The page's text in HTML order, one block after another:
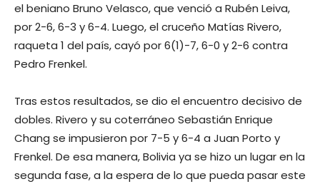
el beniano Bruno Velasco, que venció a Rubén Leiva,
por 2-6, 6-3 y 6-4. Luego, el cruceño Matías Rivero,
raqueta 1 del país, cayó por 6(1)-7, 6-0 y 2-6 contra
Pedro Frenkel.
Tras estos resultados, se dio el encuentro decisivo de
dobles. Rivero y su coterráneo Sebastián Enrique
Chang se impusieron por 7-5 y 6-4 a Juan Porto y
Frenkel. De esa manera, Bolivia ya se hizo un lugar en la
segunda fase, a la espera de lo que pueda pasar este